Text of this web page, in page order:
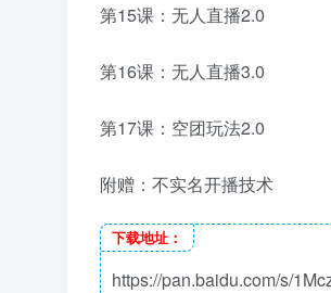
第15课：无人直播2.0
第16课：无人直播3.0
第17课：空团玩法2.0
附赠：不实名开播技术
下载地址：
https://pan.baidu.com/s/